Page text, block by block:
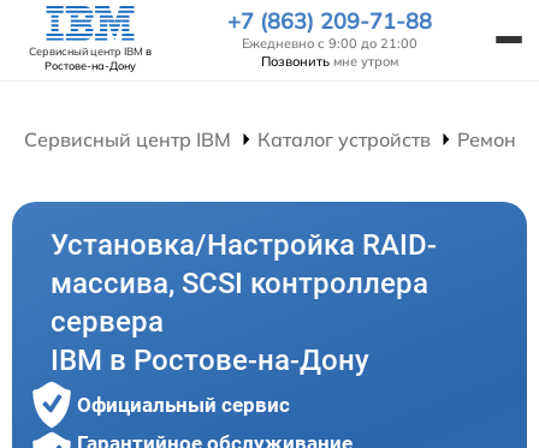
Сервисный центр IBM в
Ростове-на-Дону
+7 (863) 209-71-88
Ежедневно с 9:00 до 21:00
Позвонить мне утром
Сервисный центр IBM Каталог устройств Ремонт
Установка/Настройка RAID-
массива, SCSI контроллера
сервера
IBM в Ростове-на-Дону
Официальный сервис
Гарантийное обслуживание